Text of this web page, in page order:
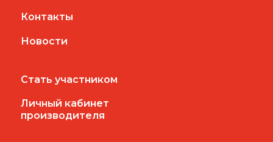
Контакты
Новости
Стать участником
Личный кабинет
производителя